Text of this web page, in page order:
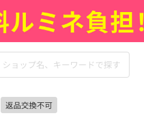
返品交換不可